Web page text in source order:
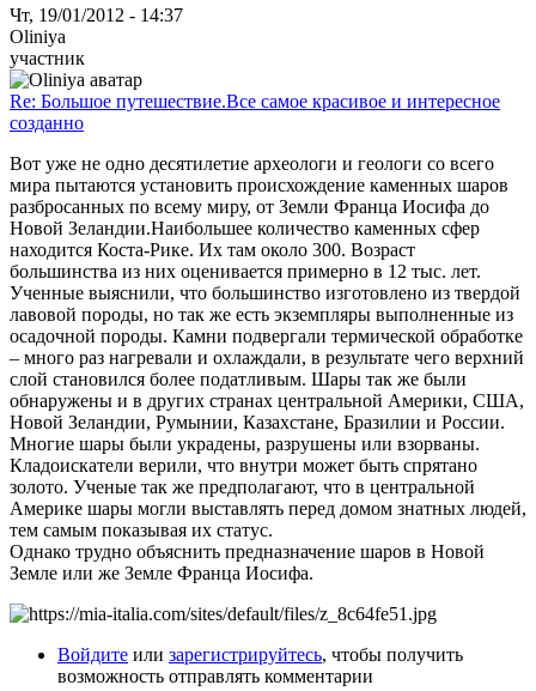
Чт, 19/01/2012 - 14:37
Oliniya
участник
Re: Большое путешествие.Все самое красивое и интересное
созданно
Вот уже не одно десятилетие археологи и геологи со всего
мира пытаются установить происхождение каменных шаров
разбросанных по всему миру, от Земли Франца Иосифа до
Новой Зеландии.Наибольшее количество каменных сфер
находится Коста-Рике. Их там около 300. Возраст
большинства из них оценивается примерно в 12 тыс. лет.
Ученные выяснили, что большинство изготовлено из твердой
лавовой породы, но так же есть экземпляры выполненные из
осадочной породы. Камни подвергали термической обработке
– много раз нагревали и охлаждали, в результате чего верхний
слой становился более податливым. Шары так же были
обнаружены и в других странах центральной Америки, США,
Новой Зеландии, Румынии, Казахстане, Бразилии и России.
Многие шары были украдены, разрушены или взорваны.
Кладоискатели верили, что внутри может быть спрятано
золото. Ученые так же предполагают, что в центральной
Америке шары могли выставлять перед домом знатных людей,
тем самым показывая их статус.
Однако трудно объяснить предназначение шаров в Новой
Земле или же Земле Франца Иосифа.
Войдите или зарегистрируйтесь, чтобы получить
возможность отправлять комментарии